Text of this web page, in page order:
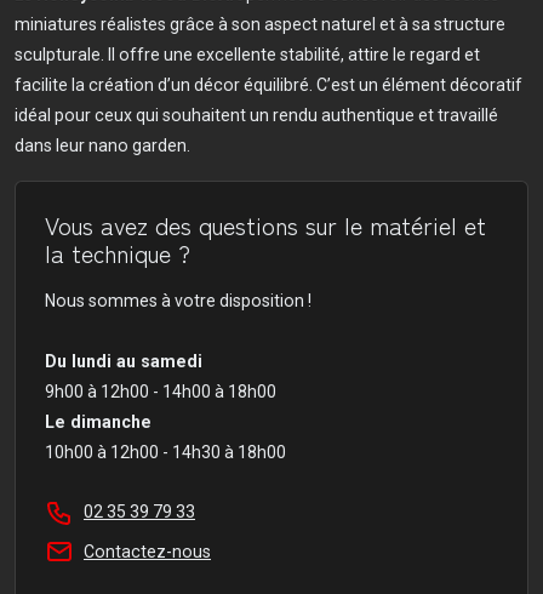
miniatures réalistes grâce à son aspect naturel et à sa structure
sculpturale. Il offre une excellente stabilité, attire le regard et
facilite la création d’un décor équilibré. C’est un élément décoratif
idéal pour ceux qui souhaitent un rendu authentique et travaillé
dans leur nano garden.
Vous avez des questions sur le matériel et
la technique ?
Nous sommes à votre disposition !
Du lundi au samedi
9h00 à 12h00 - 14h00 à 18h00
Le dimanche
10h00 à 12h00 - 14h30 à 18h00
02 35 39 79 33
Contactez-nous